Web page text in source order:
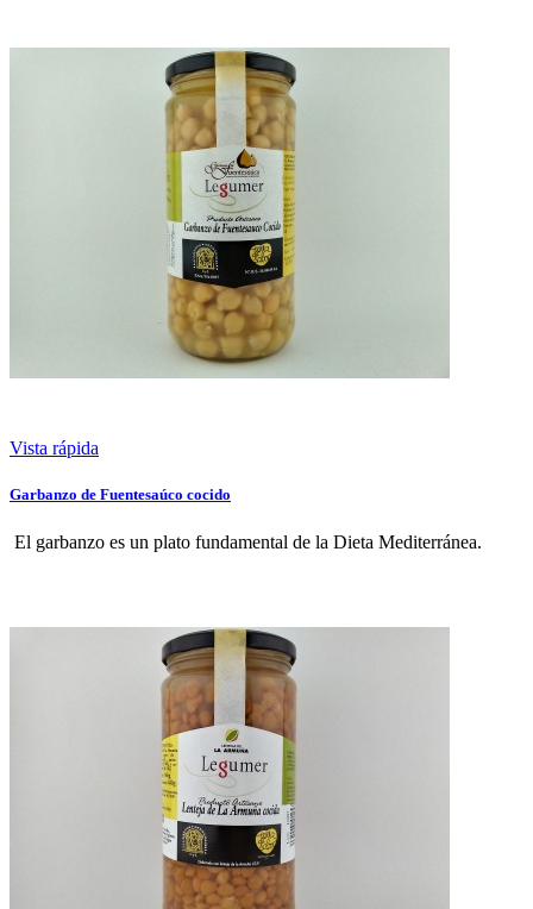
Vista rápida
Garbanzo de Fuentesaúco cocido
El garbanzo es un plato fundamental de la Dieta Mediterránea.